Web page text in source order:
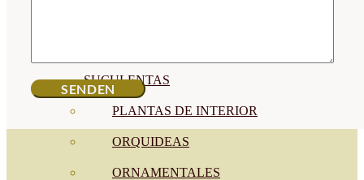
SUCULENTAS
PLANTAS DE INTERIOR
ORQUIDEAS
ORNAMENTALES